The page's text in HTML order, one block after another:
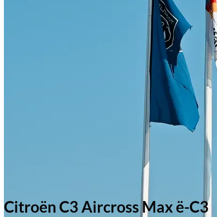
Citroën C3 Aircross Max ë-C3